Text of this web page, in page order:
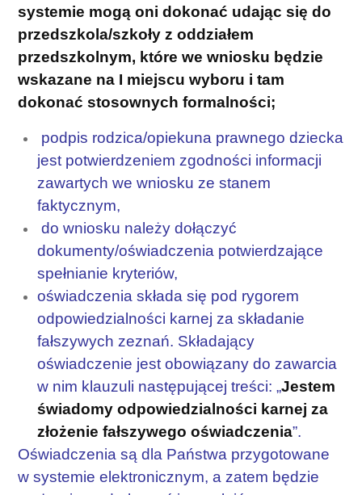
systemie mogą oni dokonać udając się do
przedszkola/szkoły z oddziałem
przedszkolnym, które we wniosku będzie
wskazane na I miejscu wyboru i tam
dokonać stosownych formalności;
podpis rodzica/opiekuna prawnego dziecka
jest potwierdzeniem zgodności informacji
zawartych we wniosku ze stanem
faktycznym,
do wniosku należy dołączyć
dokumenty/oświadczenia potwierdzające
spełnianie kryteriów,
oświadczenia składa się pod rygorem
odpowiedzialności karnej za składanie
fałszywych zeznań. Składający
oświadczenie jest obowiązany do zawarcia
w nim klauzuli następującej treści: „Jestem
świadomy odpowiedzialności karnej za
złożenie fałszywego oświadczenia”.
Oświadczenia są dla Państwa przygotowane
w systemie elektronicznym, a zatem będzie